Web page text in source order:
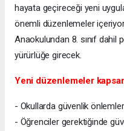
hayata geçireceği yeni
önemli düzenlemeler
Anaokulundan 8. sınıf
yürürlüğe girecek.
Yeni düzenlemeler
- Okullarda güvenlik
- Öğrenciler gerektiğinde